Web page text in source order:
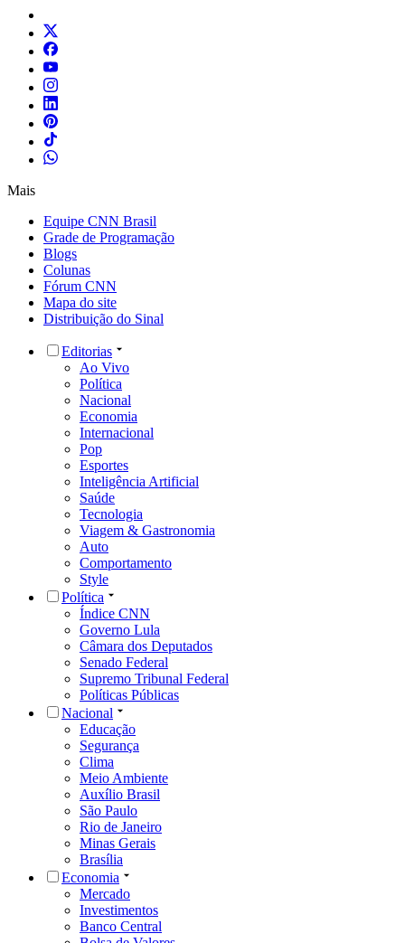
Mais
Equipe CNN Brasil
Grade de Programação
Blogs
Colunas
Fórum CNN
Mapa do site
Distribuição do Sinal
Editorias
Ao Vivo
Política
Nacional
Economia
Internacional
Pop
Esportes
Inteligência Artificial
Saúde
Tecnologia
Viagem & Gastronomia
Auto
Comportamento
Style
Política
Índice CNN
Governo Lula
Câmara dos Deputados
Senado Federal
Supremo Tribunal Federal
Políticas Públicas
Nacional
Educação
Segurança
Clima
Meio Ambiente
Auxílio Brasil
São Paulo
Rio de Janeiro
Minas Gerais
Brasília
Economia
Mercado
Investimentos
Banco Central